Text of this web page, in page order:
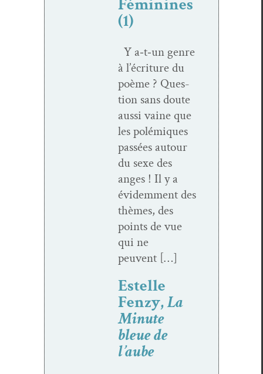
Féminines
(1)
Y a‑t‑un genre
à l’écri­t­ure du
poème ? Ques­
tion sans doute
aus­si vaine que
les polémiques
passées autour
du sexe des
anges ! Il y a
évidem­ment des
thèmes, des
points de vue
qui ne
peuvent […]
Estelle
Fenzy,La
Minute
bleue de
l’aube